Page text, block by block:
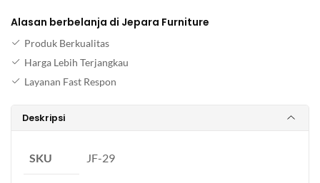
Alasan berbelanja di Jepara Furniture
Produk Berkualitas
Harga Lebih Terjangkau
Layanan Fast Respon
Deskripsi
SKU JF-29